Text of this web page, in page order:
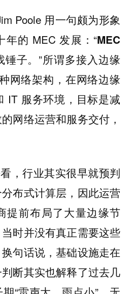
Poole 用一句颇为形象
年的 MEC 发展：“MEC
子。 ”所谓多接入边缘
网络架构，在网络边缘
IT 服务环境，目标是减
网络运营和服务交付，
，行业其实很早就预判
布式计算层，因此运营
提前布局了大量边缘节
时并没有真正需要这些
句话说，基础设施走在
断其实也解释了过去几